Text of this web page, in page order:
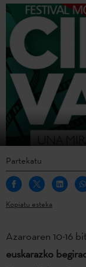
Partekatu
Kopiatu esteka
Azaroaren 10-16
euskarazko